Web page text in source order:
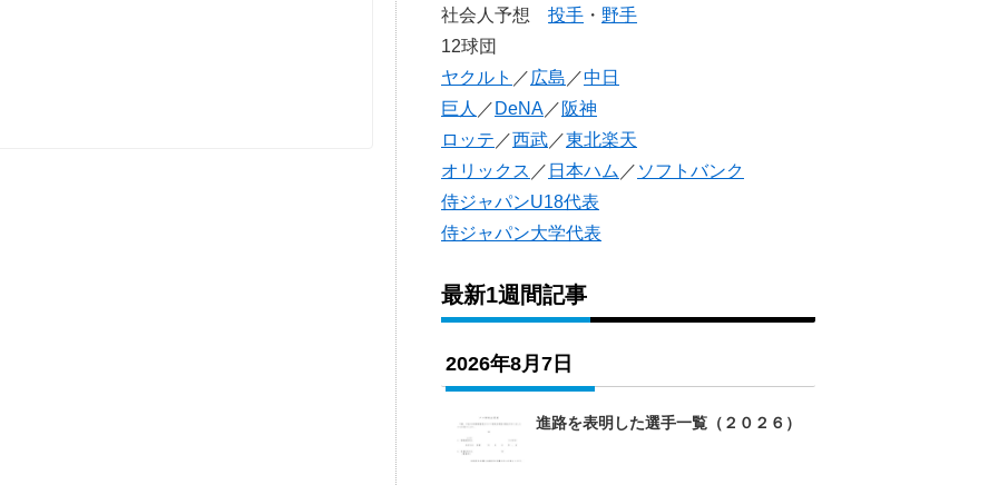
社会人予想 投手 ・ 野手
12球団
ヤクルト ／ 広島 ／中日
巨人 ／ DeNA ／ 阪神
ロッテ ／西武 ／東北楽天
オリックス ／ 日本ハム ／ ソフトバンク
侍ジャパンU18代表
侍ジャパン大学代表
最新1週間記事
2026年8月7日
進路を表明した選手一覧（２０２６）